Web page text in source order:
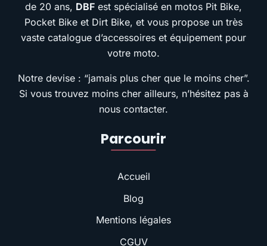
de 20 ans, DBF est spécialisé en motos Pit Bike,
Pocket Bike et Dirt Bike, et vous propose un très
vaste catalogue d’accessoires et équipement pour
votre moto.
Notre devise : “jamais plus cher que le moins cher”.
Si vous trouvez moins cher ailleurs, n’hésitez pas à
nous contacter.
Parcourir
Accueil
Blog
Mentions légales
CGUV